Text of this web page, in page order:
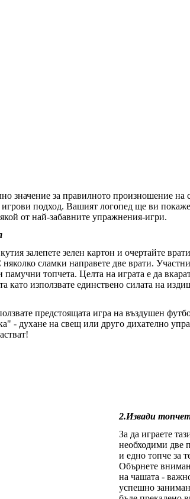
значение за правилното произношение на
игрови подход. Вашият логопед ще ви
от най-забавните упражнения-игри.
залепете зелен картон и очертайте
сламки направете две врати.
топчета. Целта на играта е да
като използвате единствено силата на
предстоящата игра на въздушен
- духане на свещ или друго дихателно
2.Извади
За да играете
необходими две
и едно топче за
Обърнете
на чашата -
успешно